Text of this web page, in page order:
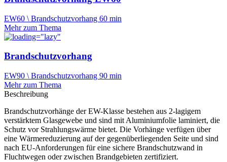
EW60 \ Brandschutzvorhang 60 min
Mehr zum Thema
Brandschutzvorhang
EW90 \ Brandschutzvorhang 90 min
Mehr zum Thema
Beschreibung
Brandschutzvorhänge der EW-Klasse bestehen aus 2-lagigem
verstärktem Glasgewebe und sind mit Aluminiumfolie laminiert, die
Schutz vor Strahlungswärme bietet. Die Vorhänge verfügen über
eine Wärmereduzierung auf der gegenüberliegenden Seite und sind
nach EU-Anforderungen für eine sichere Brandschutzwand in
Fluchtwegen oder zwischen Brandgebieten zertifiziert.